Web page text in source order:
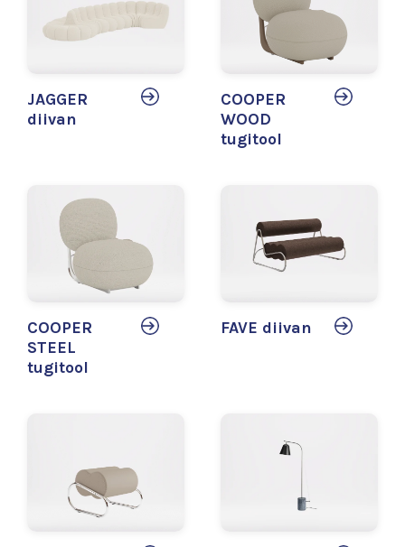
JAGGER
diivan
COOPER
WOOD
tugitool
COOPER
STEEL
tugitool
FAVE diivan